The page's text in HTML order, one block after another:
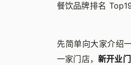
餐饮品牌排名 Top19
先简单向大家介绍
一家门店， 新开业